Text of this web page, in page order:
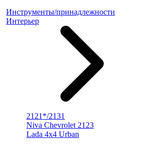
Инструменты/принадлежности
Интерьер
2121*/2131
Niva Chevrolet 2123
Lada 4x4 Urban